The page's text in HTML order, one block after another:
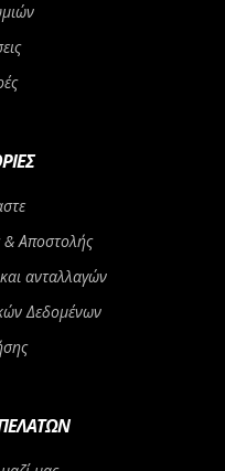
& Αποστολής
ανταλλαγών
Δεδομένων